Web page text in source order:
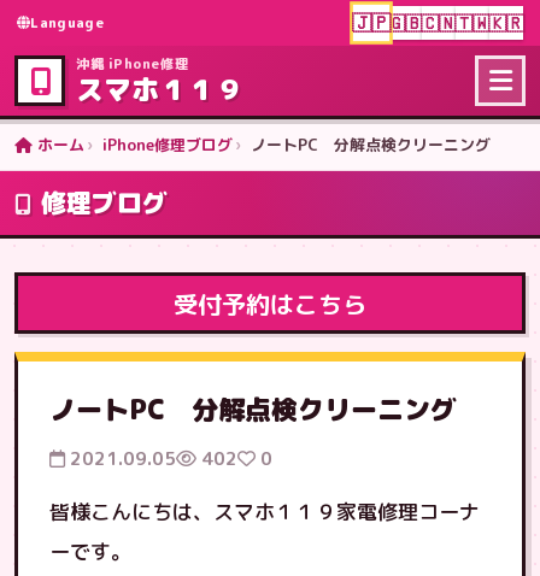
Language 🇯🇵🇬🇧🇨🇳🇹🇼🇰🇷
沖縄 iPhone修理
スマホ１１９
ホーム iPhone修理ブログ ノートPC 分解点検クリーニング
修理ブログ
受付予約はこちら
ノートPC 分解点検クリーニング
2021.09.05 402 0
皆様こんにちは、スマホ１１９家電修理コーナ
ーです。